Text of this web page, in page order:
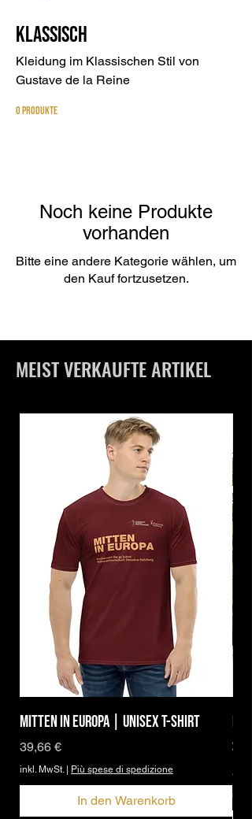
Klassisch
Kleidung im Klassischen Stil von
Gustave de la Reine
0 Produkte
Noch keine Produkte
vorhanden
Bitte eine andere Kategorie wählen, um
den Kauf fortzusetzen.
MEIST VERKAUFTE ARTIKEL
Mitten in Europa | Unisex T-Shirt
Preis
39,66 €
inkl. MwSt.| Più spese di spedizione
In den Warenkorb
Shirt
ab
inkl.